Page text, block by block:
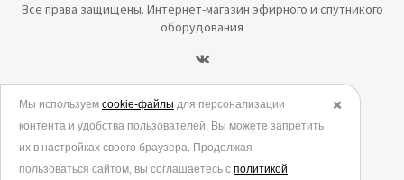
Все права защищены. Интернет-магазин эфирного и спутникого
оборудования
Политика в отношении обработки персональных данных
Согласие на обработку персональных данных
Согласие на обработку данных метрическими программами
✖️
Мы используем cookie-файлы для персонализации
контента и удобства пользователей. Вы можете запретить
их в настройках своего браузера. Продолжая
пользоваться сайтом, вы соглашаетесь с политикой